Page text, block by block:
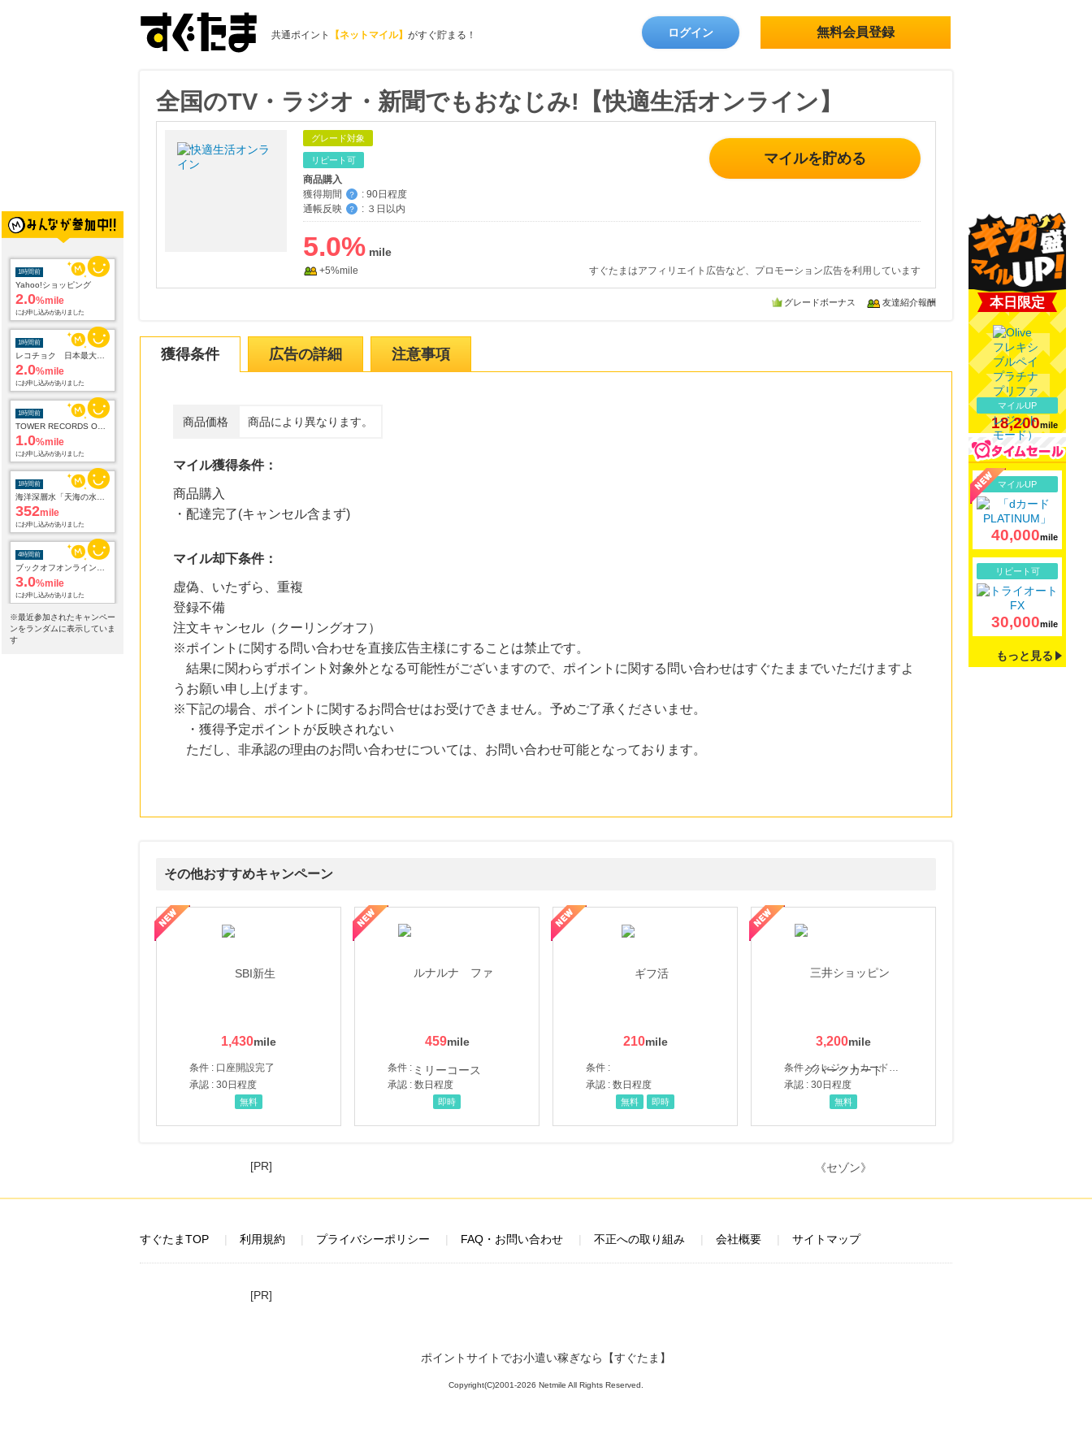
共通ポイント 【ネットマイル】 がすぐ貯まる！ ログイン 無料会員登録
1時間前
Yahoo!ショッピング
2.0%mile
にお申し込みがありました
1時間前
2.0%mile
にお申し込みがありました
1時間前
1.0%mile
にお申し込みがありました
1時間前
352mile
にお申し込みがありました
4時間前
3.0%mile
にお申し込みがありました
10時間前
Sony Music Shop
※最近参加されたキャンペー
ンをランダムに表示していま
す
全国のTV・ラジオ・新聞でもおなじみ!【快適生活オンライン】
グレード対象
リピート可
商品購入
獲得期間
？ : 90日程度
通帳反映
？ : ３日以内
マイルを貯める
5.0%
+5%mile すぐたまはアフィリエイト広告など、プロモーション広告を利用しています
グレードボーナス 友達紹介報酬
獲得条件 広告の詳細 注意事項
商品価格 商品により異なります。
マイル獲得条件：
商品購入
・配達完了(キャンセル含まず)
マイル却下条件：
虚偽、いたずら、重複
登録不備
注文キャンセル（クーリングオフ）
※ポイントに関する問い合わせを直接広告主様にすることは禁止です。
結果に関わらずポイント対象外となる可能性がございますので、ポイントに関する問い合わせはすぐたままでいただけますよ
うお願い申し上げます。
※下記の場合、ポイントに関するお問合せはお受けできません。予めご了承くださいませ。
・獲得予定ポイントが反映されない
ただし、非承認の理由のお問い合わせについては、お問い合わせ可能となっております。
その他おすすめキャンペーン
1,430
条件 : 口座開設完了
承認 : 30日程度
無料
459
条件 :
承認 : 数日程度
即時
210
条件 :
承認 : 数日程度
無料 即時
3,200
条件 : クレジットカード申込・発券
承認 : 30日程度
三井ショッピングパークカード《セゾン》
無料
本日限定
マイルUP
18,200mile
マイルUP
40,000mile
リピート可
30,000mile
もっと見る
[PR]
すぐたまTOP 利用規約 プライバシーポリシー FAQ・お問い合わせ 不正への取り組み 会社概要 サイトマップ
[PR]
ポイントサイトでお小遣い稼ぎなら【すぐたま】
Copyright(C)2001-2026 Netmile All Rights Reserved.